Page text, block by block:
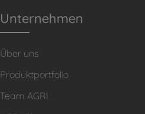
Unternehmen
Über uns
Produktportfolio
Team AGRI